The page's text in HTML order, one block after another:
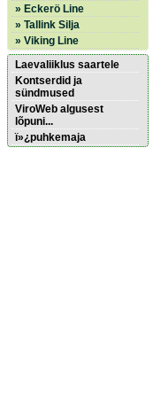
» Eckerö Line
» Tallink Silja
» Viking Line
Laevaliiklus saartele
Kontserdid ja
sündmused
ViroWeb algusest
lõpuni...
ï»¿puhkemaja